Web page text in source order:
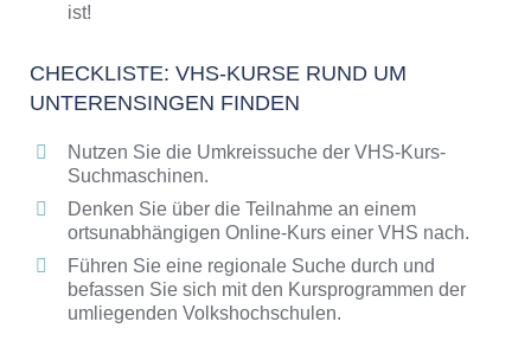
ist!
CHECKLISTE: VHS-KURSE RUND UM
UNTERENSINGEN FINDEN
Nutzen Sie die Umkreissuche der VHS-Kurs-
Suchmaschinen.
Denken Sie über die Teilnahme an einem
ortsunabhängigen Online-Kurs einer VHS nach.
Führen Sie eine regionale Suche durch und
befassen Sie sich mit den Kursprogrammen der
umliegenden Volkshochschulen.